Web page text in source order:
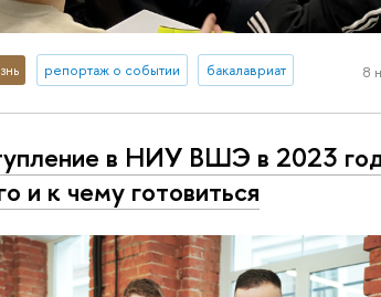
репортаж о событии бакалавриат 8
в НИУ ВШЭ в 2023
и к чему готовиться